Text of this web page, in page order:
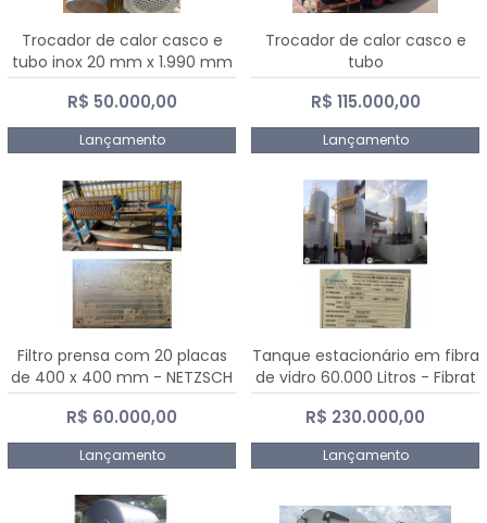
Trocador de calor casco e
tubo inox 20 mm x 1.990 mm
R$ 50.000,00
Lançamento
Trocador de calor casco e
tubo
R$ 115.000,00
Lançamento
Filtro prensa com 20 placas
de 400 x 400 mm - NETZSCH
R$ 60.000,00
Lançamento
Tanque estacionário em fibra
de vidro 60.000 Litros - Fibrat
R$ 230.000,00
Lançamento